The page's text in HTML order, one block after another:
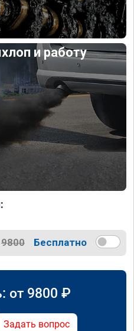
и работу
9800 Бесплатно
от 9800 ₽
Задать вопрос